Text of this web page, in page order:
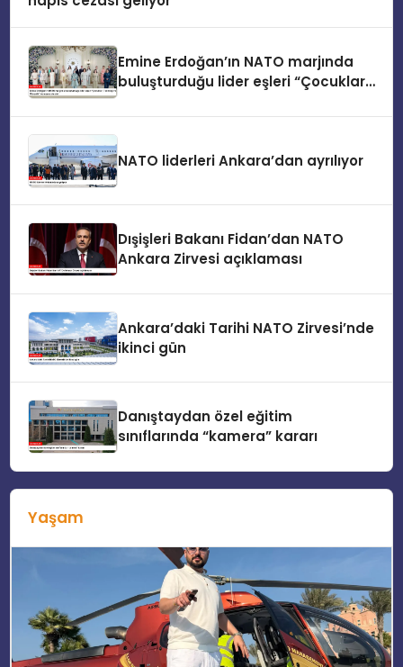
Emine Erdoğan’ın NATO marjında
buluşturduğu lider eşleri “Çocuklar,
aldı
NATO liderleri Ankara’dan ayrılıyor
Dışişleri Bakanı Fidan’dan NATO
Ankara Zirvesi açıklaması
Ankara’daki Tarihi NATO Zirvesi’nde
ikinci gün
Danıştaydan özel eğitim
sınıflarında “kamera” kararı
Yaşam